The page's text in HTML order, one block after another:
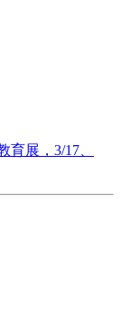
育展，3/17、